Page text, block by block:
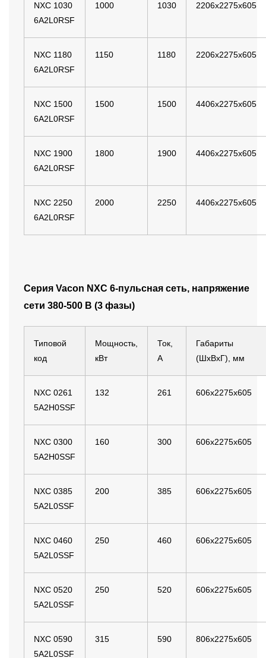
NXC 1030
6A2L0RSF
1000 1030 2206x2275x605
NXC 1180
6A2L0RSF
1150 1180 2206x2275x605
NXC 1500
6A2L0RSF
1500 1500 4406x2275x605
NXC 1900
6A2L0RSF
1800 1900 4406x2275x605
NXC 2250
6A2L0RSF
2000 2250 4406x2275x605
Серия Vacon NXС 6-пульсная сеть, напряжение
сети 380-500 B (3 фазы)
Типовой
код
Мощность,
кВт
Ток,
А
Габариты
(ШхВхГ), мм
NXC 0261
5A2H0SSF
132 261 606x2275x605
NXC 0300
5A2H0SSF
160 300 606x2275x605
NXC 0385
5A2L0SSF
200 385 606x2275x605
NXC 0460
5A2L0SSF
250 460 606x2275x605
NXC 0520
5A2L0SSF
250 520 606x2275x605
NXC 0590
5A2L0SSF
315 590 806x2275x605